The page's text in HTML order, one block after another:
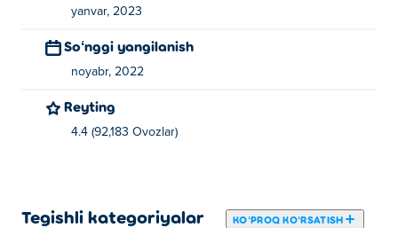
yanvar, 2023
Soʻnggi yangilanish
noyabr, 2022
Reyting
4.4 (92,183 Ovozlar)
Tegishli kategoriyalar KOʻPROQ KOʻRSATISH